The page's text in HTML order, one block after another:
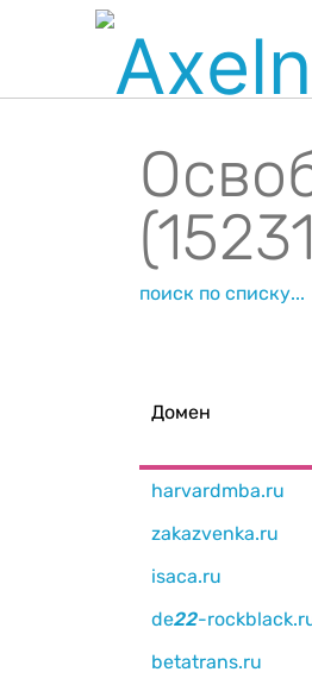
поиск по списку...
Домен
harvardmba.ru
zakazvenka.ru
isaca.ru
de22-
betatrans.ru